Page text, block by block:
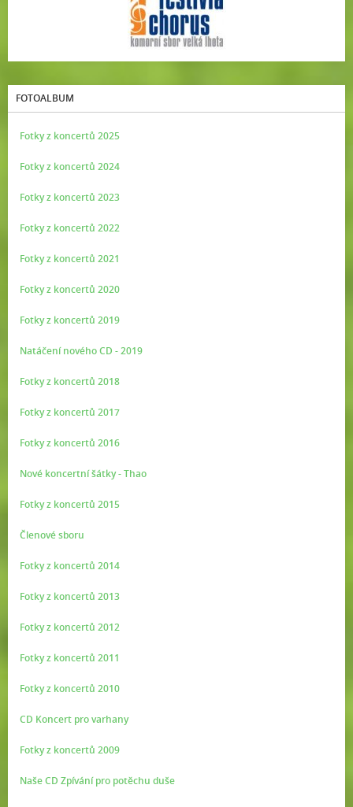
FOTOALBUM
Fotky z koncertů 2025
Fotky z koncertů 2024
Fotky z koncertů 2023
Fotky z koncertů 2022
Fotky z koncertů 2021
Fotky z koncertů 2020
Fotky z koncertů 2019
Natáčení nového CD - 2019
Fotky z koncertů 2018
Fotky z koncertů 2017
Fotky z koncertů 2016
Nové koncertní šátky - Thao
Fotky z koncertů 2015
Členové sboru
Fotky z koncertů 2014
Fotky z koncertů 2013
Fotky z koncertů 2012
Fotky z koncertů 2011
Fotky z koncertů 2010
CD Koncert pro varhany
Fotky z koncertů 2009
Naše CD Zpívání pro potěchu duše